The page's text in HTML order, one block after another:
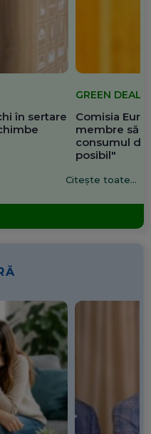
în sertare
GREEN DEAL
Comisia
membre să
consumul de
posibil"
Citește toate...